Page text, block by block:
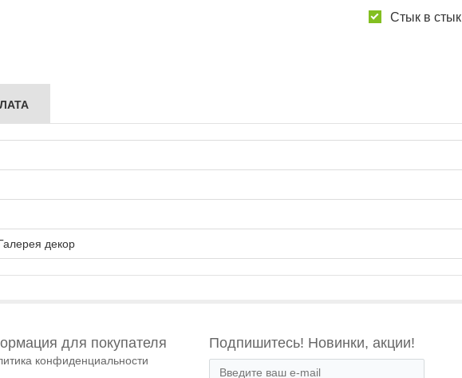
Стык в стык
декор
для покупателя
конфиденциальности
Подпишитесь! Новинки, акции!